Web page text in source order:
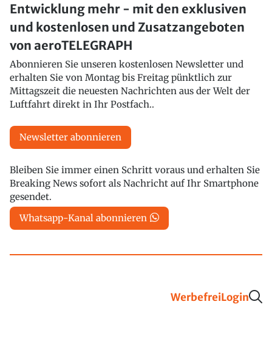
Entwicklung mehr - mit den exklusiven
und kostenlosen und Zusatzangeboten
von aeroTELEGRAPH
Abonnieren Sie unseren kostenlosen Newsletter und
erhalten Sie von Montag bis Freitag pünktlich zur
Mittagszeit die neuesten Nachrichten aus der Welt der
Luftfahrt direkt in Ihr Postfach..
Newsletter abonnieren
Bleiben Sie immer einen Schritt voraus und erhalten Sie
Breaking News sofort als Nachricht auf Ihr Smartphone
gesendet.
Whatsapp-Kanal abonnieren
WerbefreiLogin